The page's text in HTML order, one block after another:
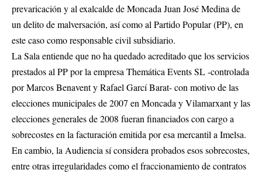
prevaricación y al exalcalde de Moncada Juan José Medina de
un delito de malversación, así como al Partido Popular (PP), en
este caso como responsable civil subsidiario.
La Sala entiende que no ha quedado acreditado que los servicios
prestados al PP por la empresa Themática Events SL -controlada
por Marcos Benavent y Rafael Garcí Barat- con motivo de las
elecciones municipales de 2007 en Moncada y Vilamarxant y las
elecciones generales de 2008 fueran financiados con cargo a
sobrecostes en la facturación emitida por esa mercantil a Imelsa.
En cambio, la Audiencia sí considera probados esos sobrecostes,
entre otras irregularidades como el fraccionamiento de contratos